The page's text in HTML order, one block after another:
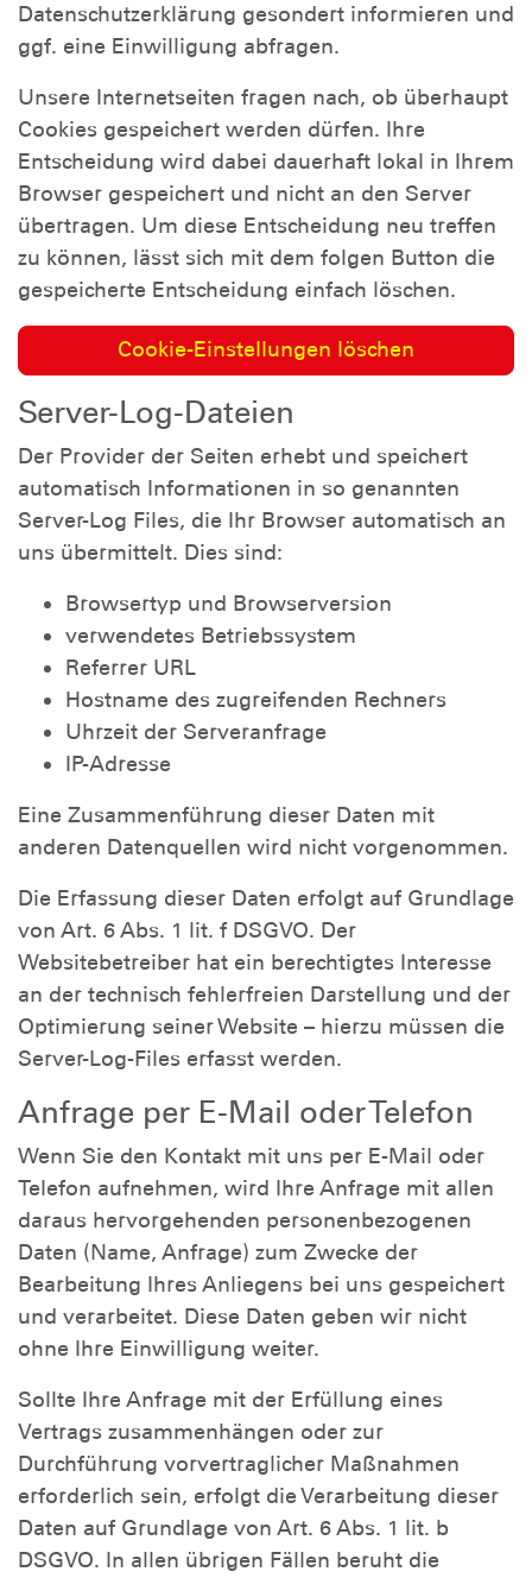
Datenschutzerklärung gesondert informieren und
ggf. eine Einwilligung abfragen.
Unsere Internetseiten fragen nach, ob überhaupt
Cookies gespeichert werden dürfen. Ihre
Entscheidung wird dabei dauerhaft lokal in Ihrem
Browser gespeichert und nicht an den Server
übertragen. Um diese Entscheidung neu treffen
zu können, lässt sich mit dem folgen Button die
gespeicherte Entscheidung einfach löschen.
Cookie-Einstellungen löschen
Server-Log-Dateien
Der Provider der Seiten erhebt und speichert
automatisch Informationen in so genannten
Server-Log Files, die Ihr Browser automatisch an
uns übermittelt. Dies sind:
Browsertyp und Browserversion
verwendetes Betriebssystem
Referrer URL
Hostname des zugreifenden Rechners
Uhrzeit der Serveranfrage
IP-Adresse
Eine Zusammenführung dieser Daten mit
anderen Datenquellen wird nicht vorgenommen.
Die Erfassung dieser Daten erfolgt auf Grundlage
von Art. 6 Abs. 1 lit. f DSGVO. Der
Websitebetreiber hat ein berechtigtes Interesse
an der technisch fehlerfreien Darstellung und der
Optimierung seiner Website – hierzu müssen die
Server-Log-Files erfasst werden.
Anfrage per E-Mail oder Telefon
Wenn Sie den Kontakt mit uns per E-Mail oder
Telefon aufnehmen, wird Ihre Anfrage mit allen
daraus hervorgehenden personenbezogenen
Daten (Name, Anfrage) zum Zwecke der
Bearbeitung Ihres Anliegens bei uns gespeichert
und verarbeitet. Diese Daten geben wir nicht
ohne Ihre Einwilligung weiter.
Sollte Ihre Anfrage mit der Erfüllung eines
Vertrags zusammenhängen oder zur
Durchführung vorvertraglicher Maßnahmen
erforderlich sein, erfolgt die Verarbeitung dieser
Daten auf Grundlage von Art. 6 Abs. 1 lit. b
DSGVO. In allen übrigen Fällen beruht die